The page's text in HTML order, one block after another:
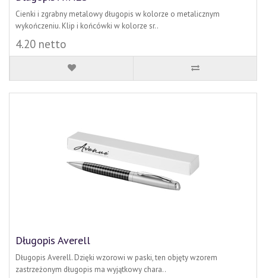
Cienki i zgrabny metalowy długopis w kolorze o metalicznym
wykończeniu. Klip i końcówki w kolorze sr..
4.20 netto
Długopis Averell
Długopis Averell. Dzięki wzorowi w paski, ten objęty wzorem
zastrzeżonym długopis ma wyjątkowy chara..